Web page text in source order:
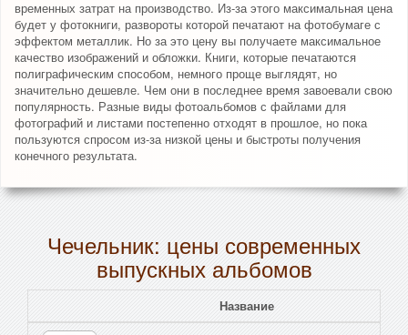
временных затрат на производство. Из-за этого максимальная цена
будет у фотокниги, развороты которой печатают на фотобумаге с
эффектом металлик. Но за это цену вы получаете максимальное
качество изображений и обложки. Книги, которые печатаются
полиграфическим способом, немного проще выглядят, но
значительно дешевле. Чем они в последнее время завоевали свою
популярность. Разные виды фотоальбомов с файлами для
фотографий и листами постепенно отходят в прошлое, но пока
пользуются спросом из-за низкой цены и быстроты получения
конечного результата.
Чечельник: цены современных
выпускных альбомов
Название